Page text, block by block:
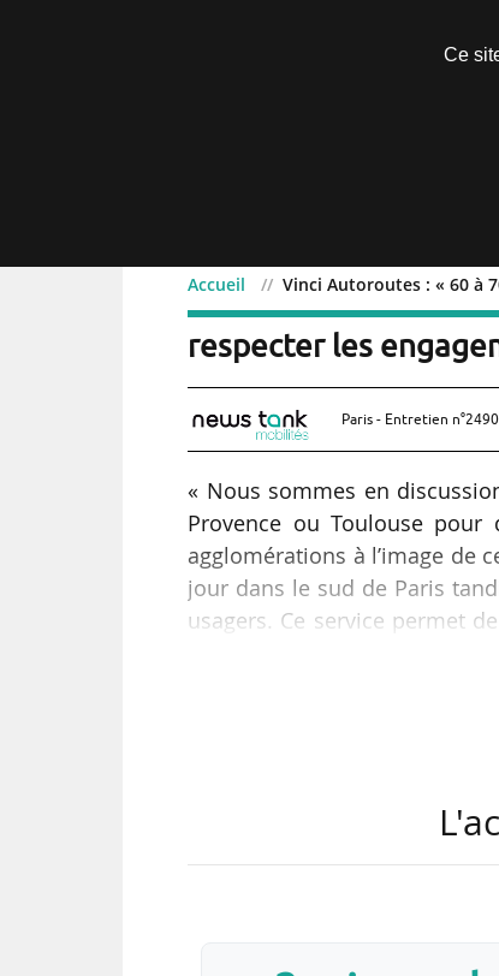
Accueil Vinci Autoroutes : « 60 à
Vinci Autoroutes : «
respecter les
Paris - Entretien
« Nous sommes en
Provence ou Toulouse pour
agglomérations à l’image de
jour dans le sud de Paris
usagers. Ce service permet
de ces projets s’élève à
Ce